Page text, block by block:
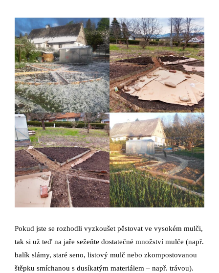
Pokud jste se rozhodli vyzkoušet pěstovat ve vysokém mulči,
tak si už teď na jaře sežeňte dostatečné množství mulče (např.
balík slámy, staré seno, listový mulč nebo zkompostovanou
štěpku smíchanou s dusíkatým materiálem – např. trávou).